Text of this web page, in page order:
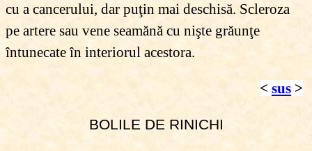
cu a cancerului, dar puţin mai deschisă. Scleroza
pe artere sau vene seamănă cu nişte grăunţe
întunecate în interiorul acestora.
< sus >
BOLILE DE RINICHI